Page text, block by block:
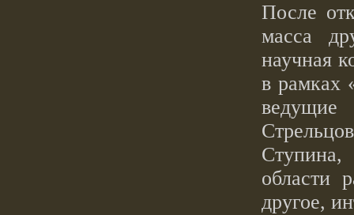
После
масса
научная
в рамках
Ступина,
области
другое,